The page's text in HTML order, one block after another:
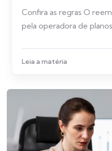
Confira as regras O
pela operadora de planos
Leia a matéria